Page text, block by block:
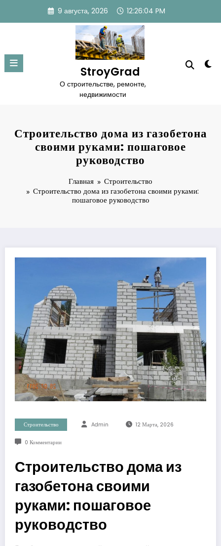
содержимому
9 августа, 2026 12:26:05 PM
StroyGrad
О строительстве, ремонте,
недвижимости
Строительство дома из газобетона
своими руками: пошаговое
руководство
Главная
Строительство
Строительство дома из газобетона своими руками:
пошаговое руководство
Строительство Admin 12 Марта, 2026
0 Комментарии
Строительство дома из
газобетона своими
руками: пошаговое
руководство